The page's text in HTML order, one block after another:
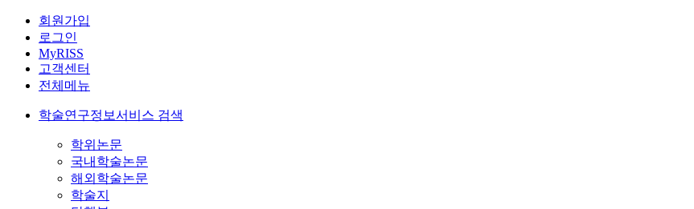
회원가입
로그인
MyRISS
고객센터
전체메뉴
학술연구정보서비스 검색
학위논문
국내학술논문
해외학술논문
학술지